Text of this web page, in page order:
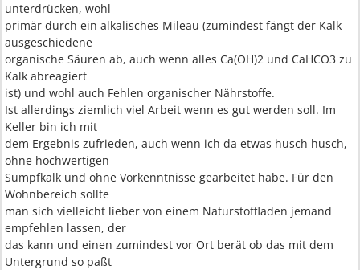
unterdrücken, wohl
primär durch ein alkalisches Mileau (zumindest fängt der Kalk
ausgeschiedene
organische Säuren ab, auch wenn alles Ca(OH)2 und CaHCO3 zu
Kalk abreagiert
ist) und wohl auch Fehlen organischer Nährstoffe.
Ist allerdings ziemlich viel Arbeit wenn es gut werden soll. Im
Keller bin ich mit
dem Ergebnis zufrieden, auch wenn ich da etwas husch husch,
ohne hochwertigen
Sumpfkalk und ohne Vorkenntnisse gearbeitet habe. Für den
Wohnbereich sollte
man sich vielleicht lieber von einem Naturstoffladen jemand
empfehlen lassen, der
das kann und einen zumindest vor Ort berät ob das mit dem
Untergrund so paßt